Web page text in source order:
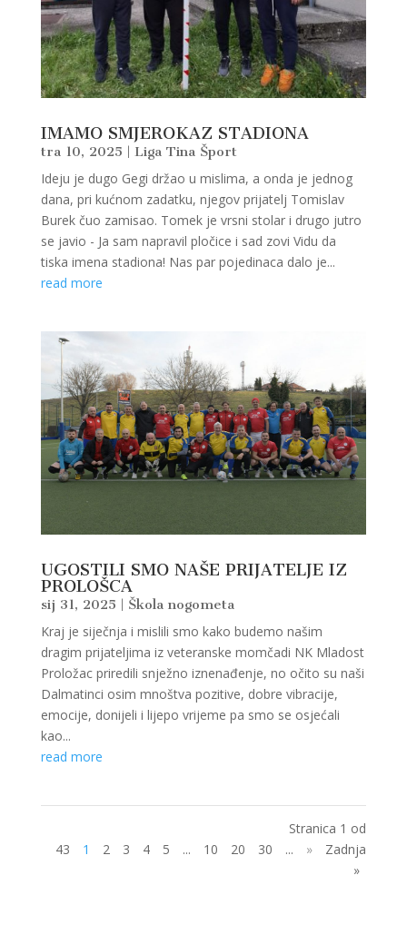
IMAMO SMJEROKAZ STADIONA
tra 10, 2025 | Liga Tina Šport
Ideju je dugo Gegi držao u mislima, a onda je jednog
dana, pri kućnom zadatku, njegov prijatelj Tomislav
Burek čuo zamisao. Tomek je vrsni stolar i drugo jutro
se javio - Ja sam napravil pločice i sad zovi Vidu da
tiska imena stadiona! Nas par pojedinaca dalo je...
read more
UGOSTILI SMO NAŠE PRIJATELJE IZ
PROLOŠCA
sij 31, 2025 | Škola nogometa
Kraj je siječnja i mislili smo kako budemo našim
dragim prijateljima iz veteranske momčadi NK Mladost
Proložac priredili snježno iznenađenje, no očito su naši
Dalmatinci osim mnoštva pozitive, dobre vibracije,
emocije, donijeli i lijepo vrijeme pa smo se osjećali
kao...
read more
Stranica 1 od
43
1 2 3 4 5 ... 10 20 30 ... »
Zadnja
»